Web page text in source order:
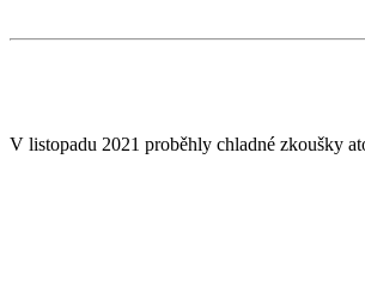
V listopadu 2021 proběhly chladné zkoušky